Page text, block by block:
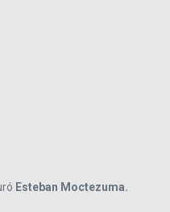
Esteban Moctezuma.